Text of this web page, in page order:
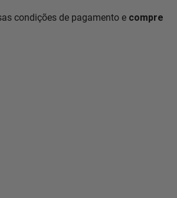
condições de pagamento e compre